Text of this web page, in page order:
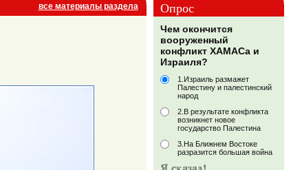
все материалы раздела Опрос
Чем окончится
вооруженный
конфликт ХАМАСа и
Израиля?
1.Израиль размажет
Палестину и палестинский
народ
2.В результате конфликта
возникнет новое
государство Палестина
3.На Ближнем Востоке
разразится большая война